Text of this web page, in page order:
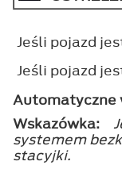
Jeśli pojazd
Jeśli pojazd
Automatyczne
Wskazówka:
systemem
stacyjki.